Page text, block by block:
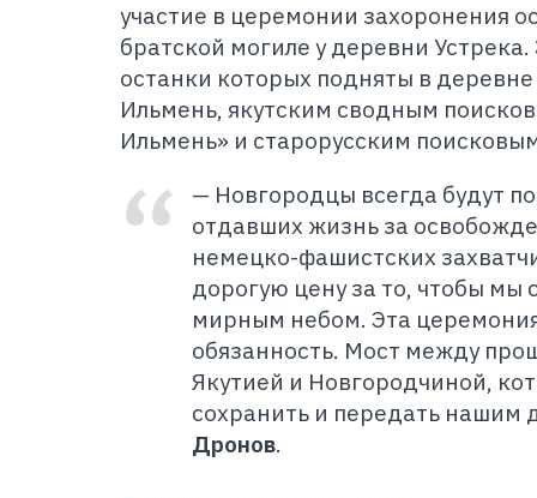
участие в церемонии захоронения
братской могиле у деревни
останки которых подняты в деревне
Ильмень, якутским сводным
Ильмень» и старорусским
— Новгородцы всегда будут
отдавших жизнь за
немецко-фашистских
дорогую цену за то, чтобы мы
мирным небом. Эта
обязанность. Мост между
Якутией и Новгородчиной,
сохранить и передать нашим
Дронов.